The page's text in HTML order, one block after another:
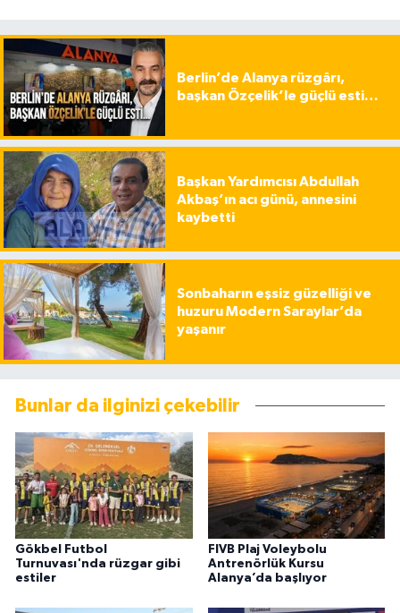
Berlin’de Alanya rüzgârı,
başkan Özçelik’le güçlü esti…
Başkan Yardımcısı Abdullah
Akbaş’ın acı günü, annesini
kaybetti
Sonbaharın eşsiz güzelliği ve
huzuru Modern Saraylar’da
yaşanır
Bunlar da ilginizi çekebilir
Gökbel Futbol
Turnuvası'nda rüzgar gibi
estiler
FIVB Plaj Voleybolu
Antrenörlük Kursu
Alanya’da başlıyor